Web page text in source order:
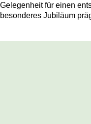
Gelegenheit für einen
besonderes Jubiläum